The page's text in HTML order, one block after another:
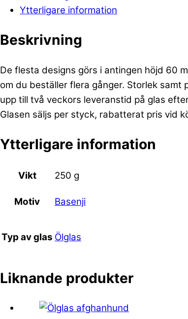
Ytterligare information
Beskrivning
De flesta designs görs i antingen höjd 60
om du beställer flera gånger. Storlek
upp till två veckors leveranstid på glas
Glasen säljs per styck, rabatterat pris vid
Ytterligare information
Vikt 250 g
Motiv Basenji
Typ av glas Ölglas
Liknande produkter